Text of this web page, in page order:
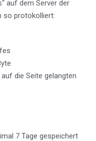
auf dem Server der
so protokolliert:
die Seite gelangten
7 Tage gespeichert